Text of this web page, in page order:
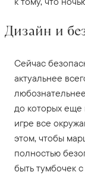
Дизайн и
Сейчас
актуальнее
до которых еще
игре все
этом, чтобы
полностью
быть тумбочек